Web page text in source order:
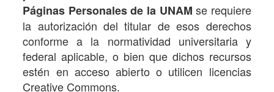
Páginas Personales de la UNAM se requiere
la autorización del titular de esos derechos
conforme a la normatividad universitaria y
federal aplicable, o bien que dichos recursos
estén en acceso abierto o utilicen licencias
Creative Commons.